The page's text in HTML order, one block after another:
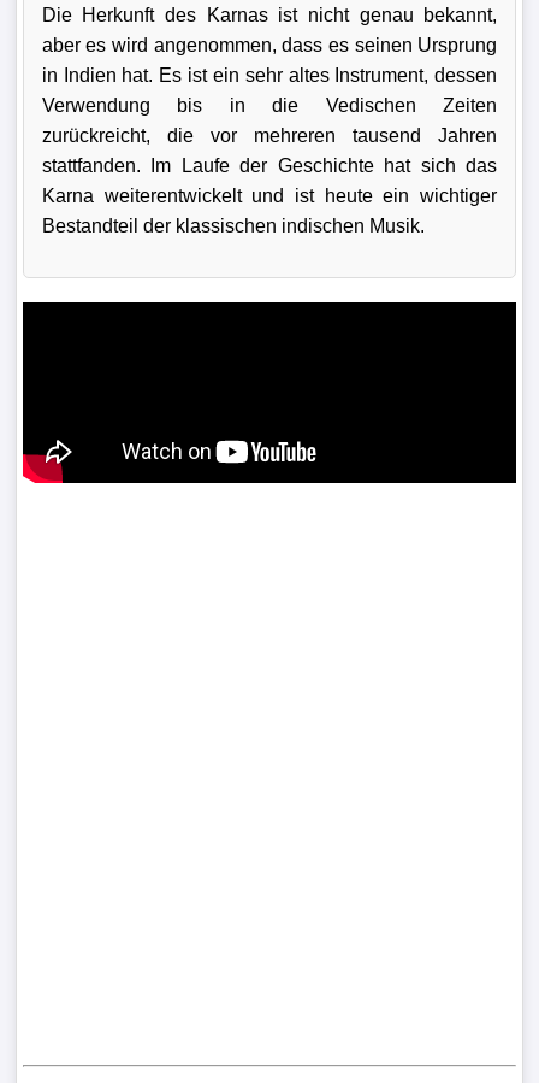
Die Herkunft des Karnas ist nicht genau bekannt,
aber es wird angenommen, dass es seinen Ursprung
in Indien hat. Es ist ein sehr altes Instrument, dessen
Verwendung bis in die Vedischen Zeiten
zurückreicht, die vor mehreren tausend Jahren
stattfanden. Im Laufe der Geschichte hat sich das
Karna weiterentwickelt und ist heute ein wichtiger
Bestandteil der klassischen indischen Musik.